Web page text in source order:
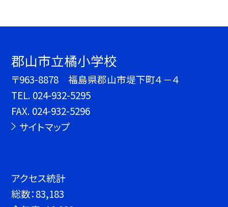
郡山市立橘小学校
〒963-8878 福島県郡山市堤下町４－４
TEL. 024-932-5295
FAX. 024-932-5296
サイトマップ
アクセス統計
総数：83,183